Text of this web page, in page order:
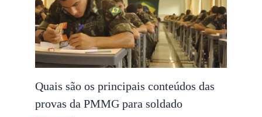
Quais são os principais conteúdos das
provas da PMMG para soldado